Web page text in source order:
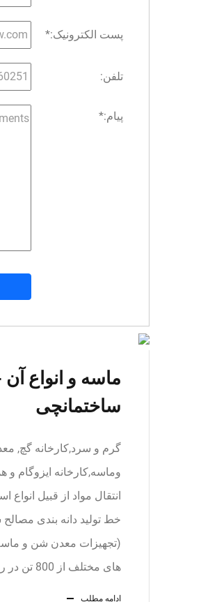
پست الکترونیک:*
تلفن:
پیام:*
ماسه و انواع آن
ساختمانچی
گرم و سرد,کارخانه گچ,
وماسه,کارخانه ایزوگام
انتقال مواد از قبیل
خط تولید دانه بندی
(تجهیزات معدن شن و
های مختلف از 800 تن در روز الی5000 تن
ادامه مطلب